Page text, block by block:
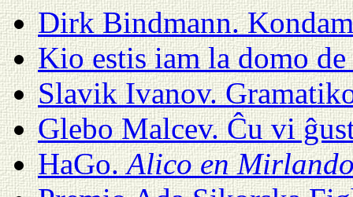
Dirk Bindmann.
Kio estis iam la domo
Slavik Ivanov.
Glebo Malcev. Ĉu vi
HaGo.Alico en